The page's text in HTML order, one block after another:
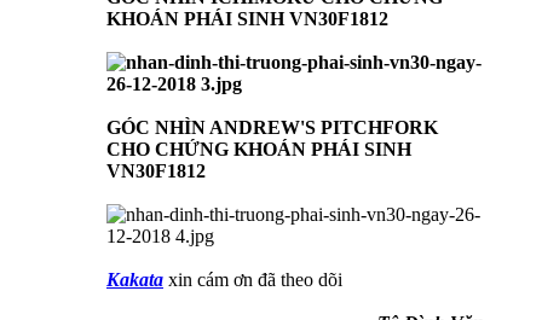
KHOÁN PHÁI SINH VN30F1812
GÓC NHÌN ANDREW'S PITCHFORK
CHO CHỨNG KHOÁN PHÁI SINH
VN30F1812
Kakata xin cám ơn đã theo dõi